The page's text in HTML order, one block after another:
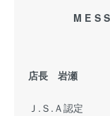
店長 岩瀬
Ｊ.Ｓ.Ａ認定